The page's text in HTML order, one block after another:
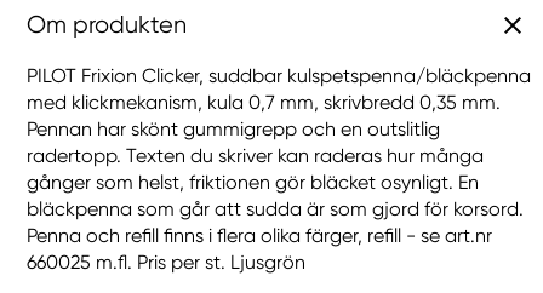
Om produkten
PILOT Frixion Clicker, suddbar kulspetspenna/bläckpenna
med klickmekanism, kula 0,7 mm, skrivbredd 0,35 mm.
Pennan har skönt gummigrepp och en outslitlig
radertopp. Texten du skriver kan raderas hur många
gånger som helst, friktionen gör bläcket osynligt. En
bläckpenna som går att sudda är som gjord för korsord.
Penna och refill finns i flera olika färger, refill - se art.nr
660025 m.fl. Pris per st. Ljusgrön